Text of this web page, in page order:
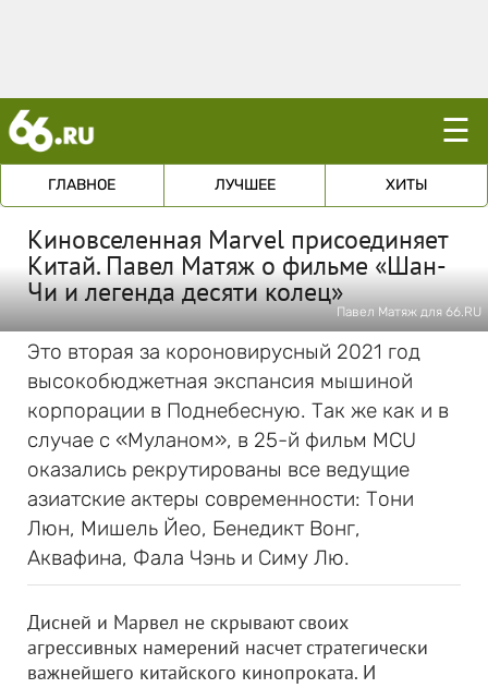
☰
ГЛАВНОЕ ЛУЧШЕЕ ХИТЫ
Киновселенная Marvel присоединяет
Китай. Павел Матяж о фильме «Шан-
Чи и легенда десяти колец»
Павел Матяж для 66.RU
Это вторая за короновирусный 2021 год
высокобюджетная экспансия мышиной
корпорации в Поднебесную. Так же как и в
случае с «Муланом», в 25-й фильм МСU
оказались рекрутированы все ведущие
азиатские актеры современности: Тони
Люн, Мишель Йео, Бенедикт Вонг,
Аквафина, Фала Чэнь и Симу Лю.
Дисней и Марвел не скрывают своих
агрессивных намерений насчет стратегически
важнейшего китайского кинопроката. И